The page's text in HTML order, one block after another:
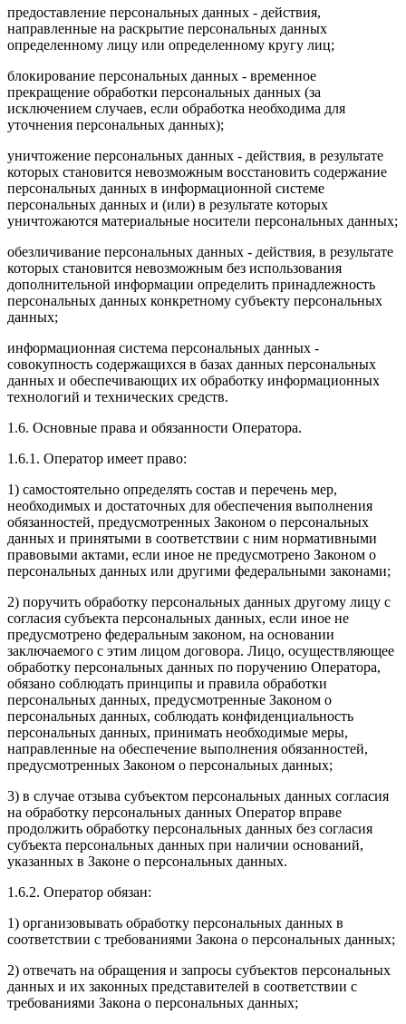
предоставление персональных данных - действия,
направленные на раскрытие персональных данных
определенному лицу или определенному кругу лиц;
блокирование персональных данных - временное
прекращение обработки персональных данных (за
исключением случаев, если обработка необходима для
уточнения персональных данных);
уничтожение персональных данных - действия, в результате
которых становится невозможным восстановить содержание
персональных данных в информационной системе
персональных данных и (или) в результате которых
уничтожаются материальные носители персональных данных;
обезличивание персональных данных - действия, в результате
которых становится невозможным без использования
дополнительной информации определить принадлежность
персональных данных конкретному субъекту персональных
данных;
информационная система персональных данных -
совокупность содержащихся в базах данных персональных
данных и обеспечивающих их обработку информационных
технологий и технических средств.
1.6. Основные права и обязанности Оператора.
1.6.1. Оператор имеет право:
1) самостоятельно определять состав и перечень мер,
необходимых и достаточных для обеспечения выполнения
обязанностей, предусмотренных Законом о персональных
данных и принятыми в соответствии с ним нормативными
правовыми актами, если иное не предусмотрено Законом о
персональных данных или другими федеральными законами;
2) поручить обработку персональных данных другому лицу с
согласия субъекта персональных данных, если иное не
предусмотрено федеральным законом, на основании
заключаемого с этим лицом договора. Лицо, осуществляющее
обработку персональных данных по поручению Оператора,
обязано соблюдать принципы и правила обработки
персональных данных, предусмотренные Законом о
персональных данных, соблюдать конфиденциальность
персональных данных, принимать необходимые меры,
направленные на обеспечение выполнения обязанностей,
предусмотренных Законом о персональных данных;
3) в случае отзыва субъектом персональных данных согласия
на обработку персональных данных Оператор вправе
продолжить обработку персональных данных без согласия
субъекта персональных данных при наличии оснований,
указанных в Законе о персональных данных.
1.6.2. Оператор обязан:
1) организовывать обработку персональных данных в
соответствии с требованиями Закона о персональных данных;
2) отвечать на обращения и запросы субъектов персональных
данных и их законных представителей в соответствии с
требованиями Закона о персональных данных;